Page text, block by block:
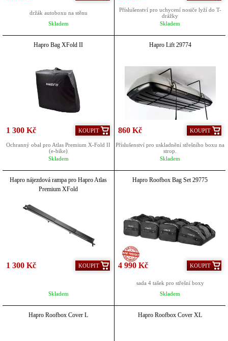
držák autoboxu na stěnu
Skladem
Příslušenství pro uchycení nosiče lyží do T-
drážky
Skladem
Hapro Bag XFold II
1 300 Kč KOUPIT
Ochranný obal pro Atlas Premium X-Fold II
(e-bike)
Skladem
Hapro Lift 29774
860 Kč KOUPIT
Příslušenství pro uskladnění střešního boxu na
strop.
Skladem
Hapro nájezdová rampa pro Hapro Atlas
Premium XFold
1 300 Kč KOUPIT
Skladem
Hapro Roofbox Bag Set 29775
4 990 Kč KOUPIT
sada 4 tašek pro střešní boxy
Skladem
Hapro Roofbox Cover L Hapro Roofbox Cover XL